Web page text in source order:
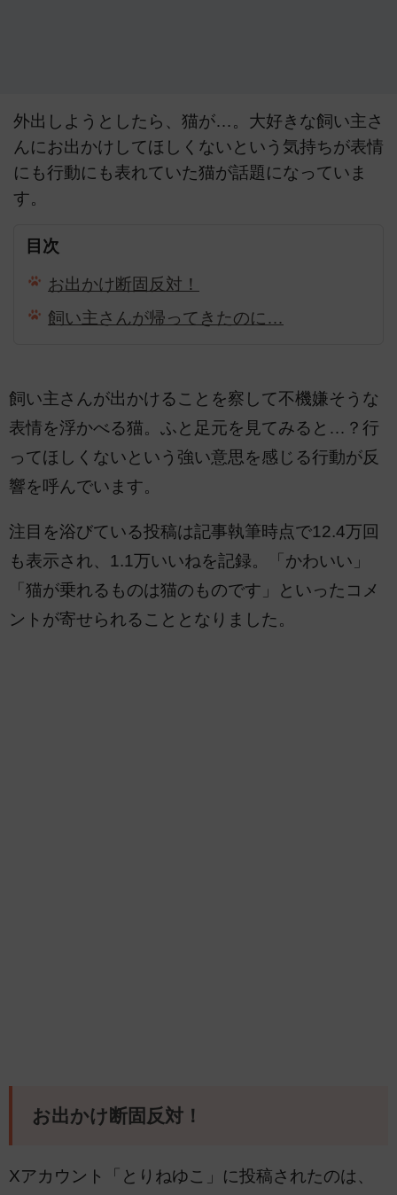
外出しようとしたら、猫が…。大好きな飼い主さ
んにお出かけしてほしくないという気持ちが表情
にも行動にも表れていた猫が話題になっていま
す。
目次
お出かけ断固反対！
飼い主さんが帰ってきたのに…
飼い主さんが出かけることを察して不機嫌そうな
表情を浮かべる猫。ふと足元を見てみると…？行
ってほしくないという強い意思を感じる行動が反
響を呼んでいます。
注目を浴びている投稿は記事執筆時点で12.4万回
も表示され、1.1万いいねを記録。「かわいい」
「猫が乗れるものは猫のものです」といったコメ
ントが寄せられることとなりました。
お出かけ断固反対！
Xアカウント「とりねゆこ」に投稿されたのは、